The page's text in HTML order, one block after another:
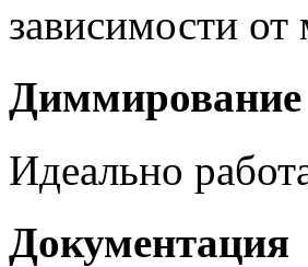
зависимости от
Диммирование
Идеально
Документация